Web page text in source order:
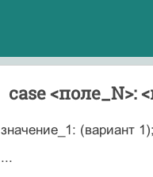
case
значение_1: (вариант 1);
...